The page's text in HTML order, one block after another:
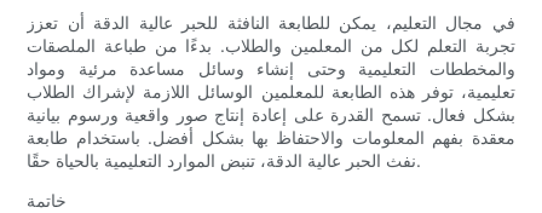
في مجال التعليم، يمكن للطابعة النافثة للحبر عالية الدقة أن تعزز
تجربة التعلم لكل من المعلمين والطلاب. بدءًا من طباعة الملصقات
والمخططات التعليمية وحتى إنشاء وسائل مساعدة مرئية ومواد
تعليمية، توفر هذه الطابعة للمعلمين الوسائل اللازمة لإشراك الطلاب
بشكل فعال. تسمح القدرة على إعادة إنتاج صور واقعية ورسوم بيانية
معقدة بفهم المعلومات والاحتفاظ بها بشكل أفضل. باستخدام طابعة
نفث الحبر عالية الدقة، تنبض الموارد التعليمية بالحياة حقًا.
خاتمة